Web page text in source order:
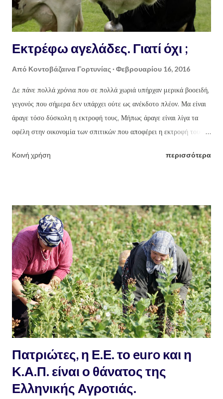
Εκτρέφω αγελάδες. Γιατί όχι ;
Από Κοντοβάζαινα Γορτυνίας Φεβρουαρίου 16, 2016
Δε πάνε πολλά χρόνια που σε πολλά χωριά υπήρχαν μερικά βοοειδή,
γεγονός που σήμερα δεν υπάρχει ούτε ως ανέκδοτο πλέον. Μα είναι
άραγε τόσο δύσκολη η εκτροφή τους, Μήπως άραγε είναι λίγα τα
οφέλη στην οικονομία των σπιτικών που αποφέρει η εκτροφή τους ;
πρέπει να επανεξεταστούν από μηδενική βάση από τους
Κοινή χρήση περισσότερα
Πατριώτες, η Ε.Ε. το euro και η
Κ.Α.Π. είναι ο θάνατος της
Ελληνικής Αγροτιάς.